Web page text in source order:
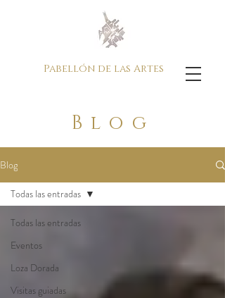
Pabellón de las Artes
Blog
Blog
Todas las entradas
Eventos
Loza Dorada
Visitas guiadas
Todas las entradas